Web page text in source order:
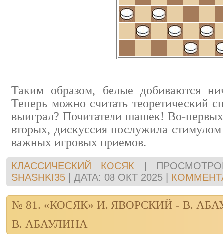
Таким образом, белые добиваются
Теперь можно считать теоретический
выиграл? Почитатели шашек! Во-
вторых, дискуссия послужила
важных игровых приемов.
КЛАССИЧЕСКИЙ КОСЯК
SHASHKI35
ДАТА: 08 ОКТ 2025
№ 81. «КОСЯК» И. ЯВОРСКИЙ - В.
В. АБАУЛИНА